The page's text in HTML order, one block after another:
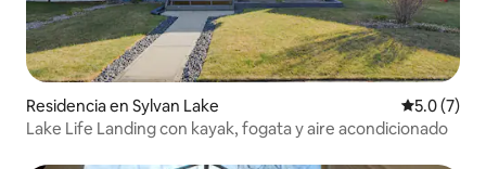
Residencia en Sylvan Lake
5.0 (7)
Lake Life Landing con kayak, fogata y aire acondicionado